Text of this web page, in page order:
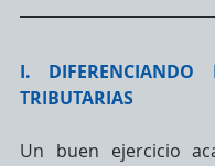
I. DIFERENCIANDO
TRIBUTARIAS
Un buen ejercicio